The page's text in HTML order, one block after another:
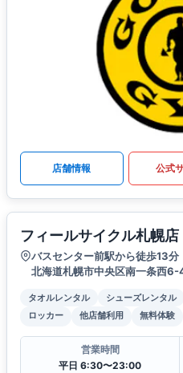
店舗情報 公式
フィールサイクル札幌店
バスセンター前駅から徒歩13分
北海道札幌市中央区南一条西
タオルレンタル シューズレンタル
ロッカー
他店舗利用 無料体験
営業時間
平日 6:30〜23:00